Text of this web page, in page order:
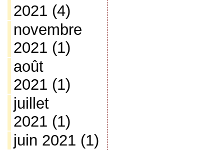
2021 (4)
novembre
2021 (1)
août
2021 (1)
juillet
2021 (1)
juin 2021 (1)